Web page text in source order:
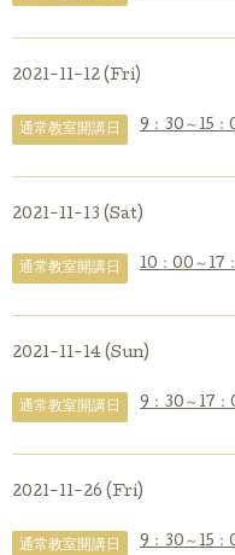
2021-11-12 (Fri)
通常教室開講日 9：30～15
2021-11-13 (Sat)
通常教室開講日 10：00～17
2021-11-14 (Sun)
通常教室開講日 9：30～17
2021-11-26 (Fri)
通常教室開講日 9：30～15